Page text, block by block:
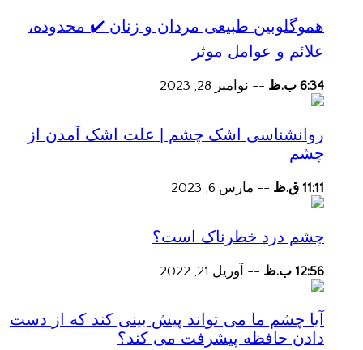
هموگلوبین طبیعی مردان و زنان ✔️ محدوده،
علائم و عوامل موثر
6:34 ب.ظ -- نوامبر 28, 2023
روانشناسی اشک چشم | علت اشک آمدن از
چشم
11:11 ق.ظ -- مارس 6, 2023
چشم درد خطرناک است؟
12:56 ب.ظ -- آوریل 21, 2022
آیا چشم ما می تواند پیش بینی کند که از دست
دادن حافظه پیشرفت می کند؟